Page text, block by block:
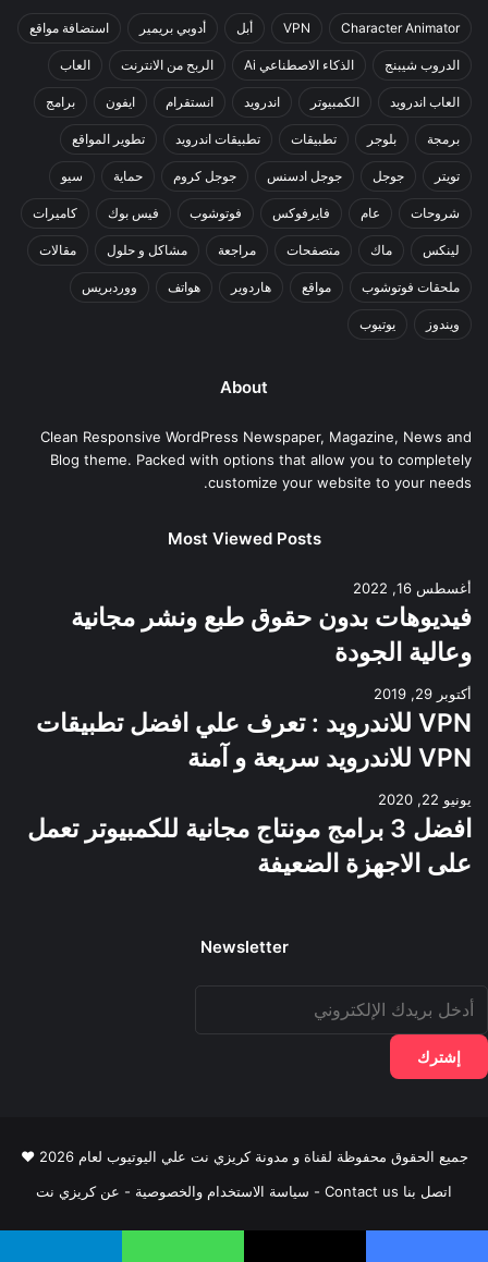
Character Animator
VPN أبل أدوبي بريمير استضافة مواقع
الدروب شيبنج الذكاء الاصطناعي Ai الربح من الانترنت العاب
العاب اندرويد الكمبيوتر اندرويد انستقرام ايفون برامج
برمجة بلوجر تطبيقات تطبيقات اندرويد تطوير المواقع
تويتر جوجل جوجل ادسنس جوجل كروم حماية سيو
شروحات عام فايرفوكس فوتوشوب فيس بوك كاميرات
لينكس ماك متصفحات مراجعة مشاكل و حلول مقالات
ملحقات فوتوشوب مواقع هاردوير هواتف ووردبريس
ويندوز يوتيوب
About
Clean Responsive WordPress Newspaper, Magazine, News and
Blog theme. Packed with options that allow you to completely
customize your website to your needs.
Most Viewed Posts
أغسطس 16, 2022
فيديوهات بدون حقوق طبع ونشر مجانية
وعالية الجودة
أكتوبر 29, 2019
VPN للاندرويد : تعرف علي افضل تطبيقات
VPN للاندرويد سريعة و آمنة
يونيو 22, 2020
افضل 3 برامج مونتاج مجانية للكمبيوتر تعمل
على الاجهزة الضعيفة
Newsletter
أدخل
بريدك
الإلكتروني
جميع الحقوق محفوظة لقناة و مدونة كريزي نت علي اليوتيوب لعام 2026 ♥
اتصل بنا Contact us
- سياسة الاستخدام والخصوصية - عن كريزي نت